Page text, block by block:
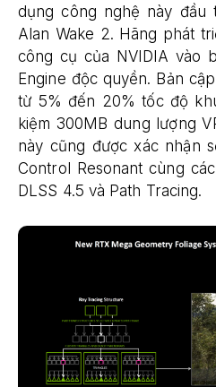
dụng công nghệ này đầu
Alan Wake 2. Hãng phát
công cụ của NVIDIA vào
Engine độc quyền. Bản
từ 5% đến 20% tốc độ
kiệm 300MB dung lượng
này cũng được xác nhận
Control Resonant cùng
DLSS 4.5 và Path Tracing.